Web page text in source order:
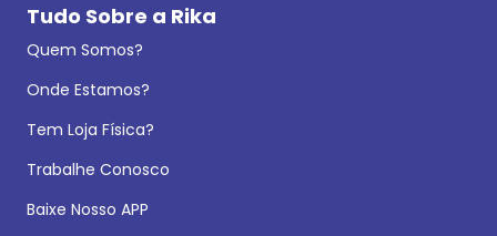
Tudo Sobre a Rika
Quem Somos?
Onde Estamos?
Tem Loja Física?
Trabalhe Conosco
Baixe Nosso APP